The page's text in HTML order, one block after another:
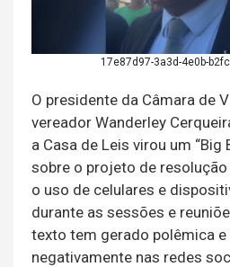
17e87d97-3a3d-4e0b-
O presidente da Câmara de
vereador Wanderley
a Casa de Leis virou um
sobre o projeto de
o uso de celulares e
durante as sessões e
texto tem gerado polêmica
negativamente nas redes